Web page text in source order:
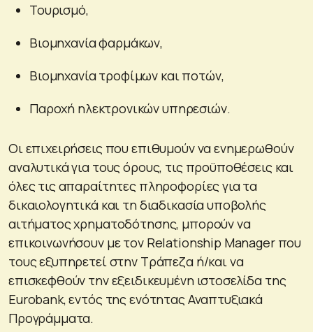
Τουρισμό,
Βιομηχανία φαρμάκων,
Βιομηχανία τροφίμων και ποτών,
Παροχή ηλεκτρονικών υπηρεσιών.
Οι επιχειρήσεις που επιθυμούν να ενημερωθούν
αναλυτικά για τους όρους, τις προϋποθέσεις και
όλες τις απαραίτητες πληροφορίες για τα
δικαιολογητικά και τη διαδικασία υποβολής
αιτήματος χρηματοδότησης, μπορούν να
επικοινωνήσουν με τον Relationship Manager που
τους εξυπηρετεί στην Τράπεζα ή/και να
επισκεφθούν την εξειδικευμένη ιστοσελίδα της
Eurobank, εντός της ενότητας Αναπτυξιακά
Προγράμματα.